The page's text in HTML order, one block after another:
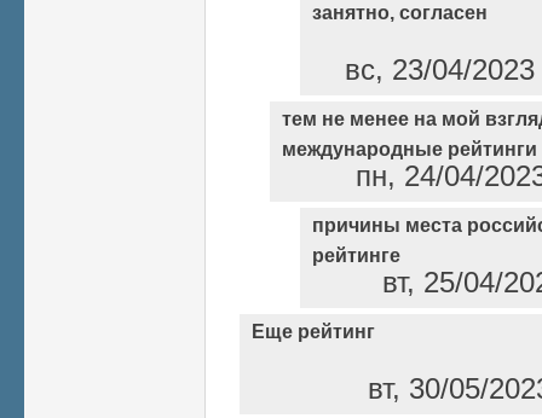
занятно, согласен
вс, 23/04/
тем не менее на мой
международные рейтинги
пн, 24/04/
причины места
рейтинге
вт, 25/04/
Еще рейтинг
вт, 30/05/